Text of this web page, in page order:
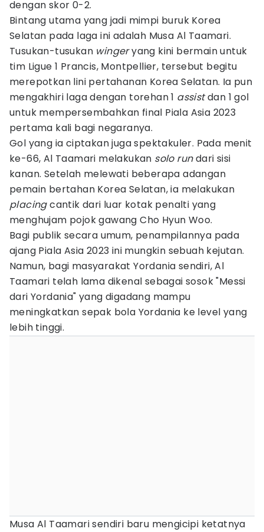
dengan skor 0-2.
Bintang utama yang jadi mimpi buruk Korea
Selatan pada laga ini adalah Musa Al Taamari.
Tusukan-tusukan wingeryang kini bermain untuk
tim Ligue 1 Prancis, Montpellier, tersebut begitu
merepotkan lini pertahanan Korea Selatan. Ia pun
mengakhiri laga dengan torehan 1 assistdan 1 gol
untuk mempersembahkan final Piala Asia 2023
pertama kali bagi negaranya.
Gol yang ia ciptakan juga spektakuler. Pada menit
ke-66, Al Taamari melakukan solo rundari sisi
kanan. Setelah melewati beberapa adangan
pemain bertahan Korea Selatan, ia melakukan
placingcantik dari luar kotak penalti yang
menghujam pojok gawang Cho Hyun Woo.
Bagi publik secara umum, penampilannya pada
ajang Piala Asia 2023 ini mungkin sebuah kejutan.
Namun, bagi masyarakat Yordania sendiri, Al
Taamari telah lama dikenal sebagai sosok "Messi
dari Yordania" yang digadang mampu
meningkatkan sepak bola Yordania ke level yang
lebih tinggi.
Musa Al Taamari sendiri baru mengicipi ketatnya